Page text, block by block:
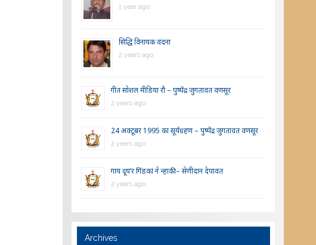
1 year ago
सिद्धि विनायक वंदना
2 years ago
गीत सोशल मीडिया रौ – पुष्पेंद्र जुगतावत वणसूर
2 years ago
24 अक्टूबर 1995 का सूर्यग्रहण – पुष्पेंद्र जुगतावत वणसूर
2 years ago
गाय दूय’र गिंडकां ने न्हाकी – सेणीदान देपावत
2 years ago
Archives